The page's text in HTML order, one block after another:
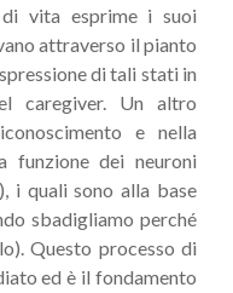
vita esprime i suoi
attraverso il pianto
di tali stati in
caregiver. Un altro
e nella
funzione dei neuroni
i quali sono alla base
sbadigliamo perché
Questo processo di
ed è il fondamento